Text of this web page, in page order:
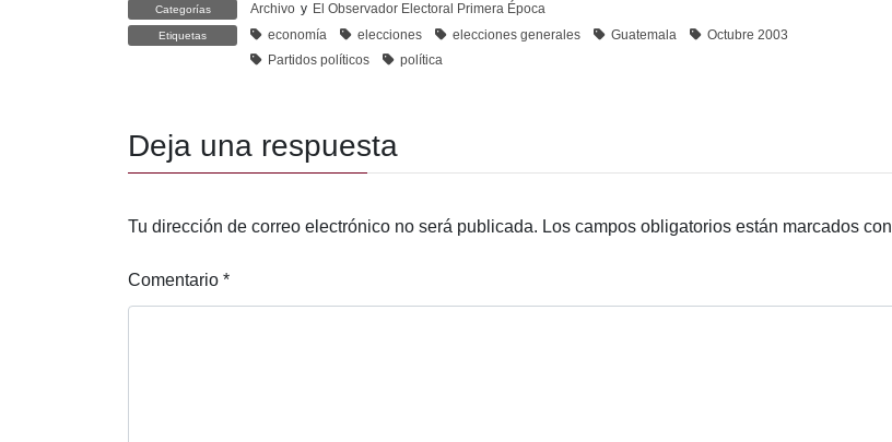
Categorías Archivo y El Observador Electoral Primera Época
Etiquetas economía elecciones elecciones generales Guatemala
Octubre 2003
Partidos políticos
política
Deja una respuesta
Tu dirección de correo electrónico no será publicada. Los campos obligatorios están marcados con
Comentario *